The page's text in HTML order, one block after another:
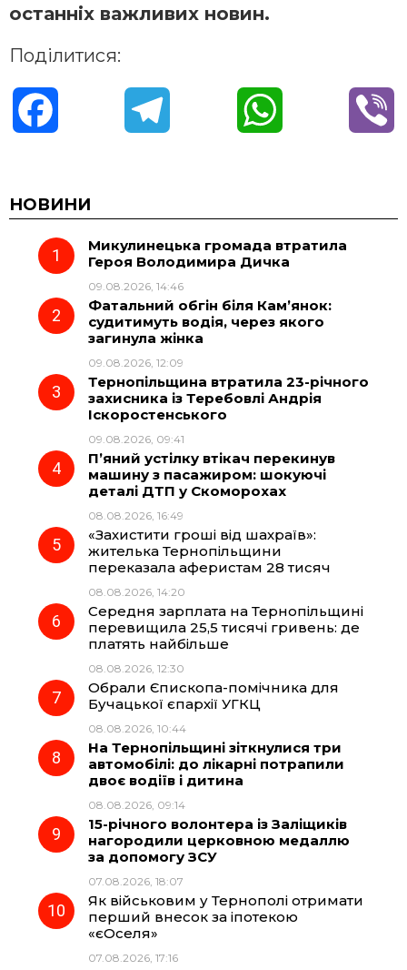
останніх важливих новин.
Поділитися:
c
e
o
o
e
g
r
a
t
p
НОВИНИ
Микулинецька громада втратила
Героя Володимира Дичка
09.08.2026, 14:46
Фатальний обгін біля Кам’янок:
судитимуть водія, через якого
загинула жінка
09.08.2026, 12:09
Тернопільщина втратила 23-річного
захисника із Теребовлі Андрія
Іскоростенського
09.08.2026, 09:41
П’яний устілку втікач перекинув
машину з пасажиром: шокуючі
деталі ДТП у Скоморохах
08.08.2026, 16:49
«Захистити гроші від шахраїв»:
жителька Тернопільщини
переказала аферистам 28 тисяч
08.08.2026, 14:20
Середня зарплата на Тернопільщині
перевищила 25,5 тисячі гривень: де
платять найбільше
08.08.2026, 12:30
Обрали Єпископа-помічника для
Бучацької єпархії УГКЦ
08.08.2026, 10:44
На Тернопільщині зіткнулися три
автомобілі: до лікарні потрапили
двоє водіїв і дитина
08.08.2026, 09:14
15-річного волонтера із Заліщиків
нагородили церковною медаллю
за допомогу ЗСУ
07.08.2026, 18:07
Як військовим у Тернополі отримати
перший внесок за іпотекою
«єОселя»
07.08.2026, 17:16